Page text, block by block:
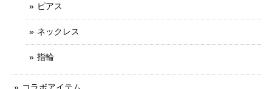
ピアス
ネックレス
指輪